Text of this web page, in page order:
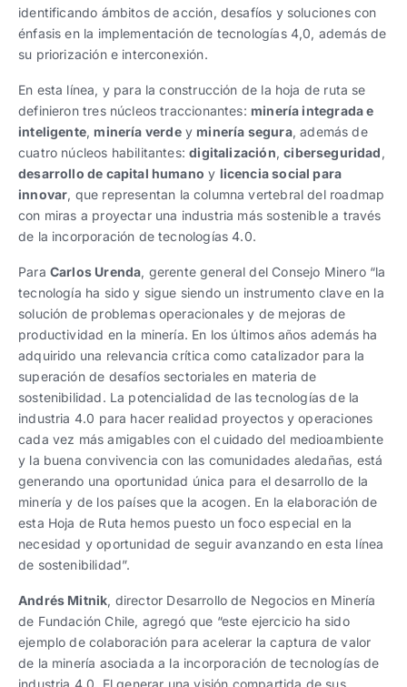
identificando ámbitos de acción, desafíos y soluciones con
énfasis en la implementación de tecnologías 4,0, además de
su priorización e interconexión.
En esta línea, y para la construcción de la hoja de ruta se
definieron tres núcleos traccionantes: minería integrada e
inteligente, minería verdey minería segura, además de
cuatro núcleos habilitantes:digitalización,ciberseguridad ,
desarrollo de capital humano y licencia social para
innovar, que representan la columna vertebral del roadmap
con miras a proyectar una industria más sostenible a través
de la incorporación de tecnologías 4.0.
Para Carlos Urenda, gerente general del Consejo Minero “la
tecnología ha sido y sigue siendo un instrumento clave en la
solución de problemas operacionales y de mejoras de
productividad en la minería. En los últimos años además ha
adquirido una relevancia crítica como catalizador para la
superación de desafíos sectoriales en materia de
sostenibilidad. La potencialidad de las tecnologías de la
industria 4.0 para hacer realidad proyectos y operaciones
cada vez más amigables con el cuidado del medioambiente
y la buena convivencia con las comunidades aledañas, está
generando una oportunidad única para el desarrollo de la
minería y de los países que la acogen. En la elaboración de
esta Hoja de Ruta hemos puesto un foco especial en la
necesidad y oportunidad de seguir avanzando en esta línea
de sostenibilidad”.
Andrés Mitnik, director Desarrollo de Negocios en Minería
de Fundación Chile, agregó que “este ejercicio ha sido
ejemplo de colaboración para acelerar la captura de valor
de la minería asociada a la incorporación de tecnologías de
industria 4.0. El generar una visión compartida de sus